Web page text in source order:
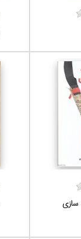
سازي